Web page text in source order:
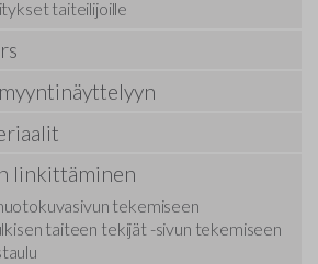
taiteilijoille
linkittäminen
tekemiseen
taiteen tekijät -sivun tekemiseen